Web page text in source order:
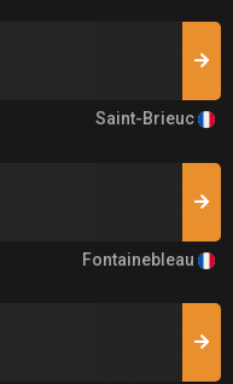
Saint-Brieuc
Fontainebleau